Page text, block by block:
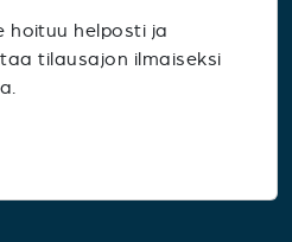
hoituu helposti ja
tilausajon ilmaiseksi